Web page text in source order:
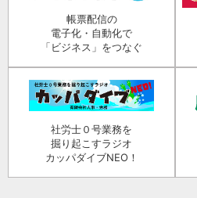
帳票配信の
電子化・自動化で
「ビジネス」をつなぐ
社労士０号業務を
掘り起こすラジオ
カッパダイブNEO！